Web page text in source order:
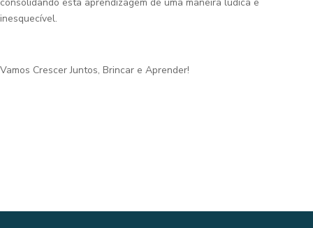
inesquecível.
Vamos Crescer Juntos, Brincar e Aprender!